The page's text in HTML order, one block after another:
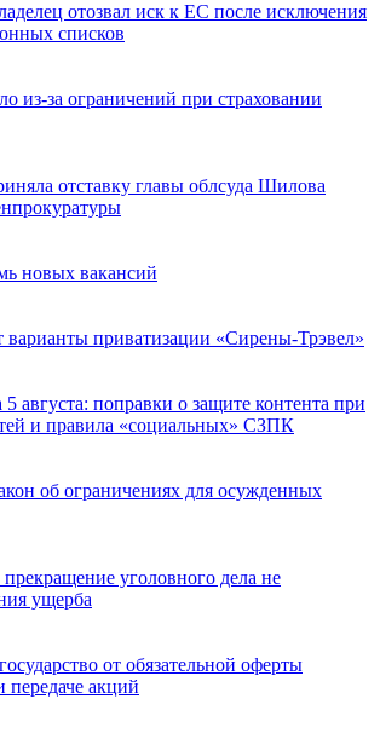
отозвал иск к ЕС после исключения
списков
из-за ограничений при страховании
отставку главы облсуда Шилова
новых вакансий
варианты приватизации «Сирены-Трэвел»
августа: поправки о защите контента при
и правила «социальных» СЗПК
об ограничениях для осужденных
уголовного дела не
ущерба
от обязательной оферты
акций